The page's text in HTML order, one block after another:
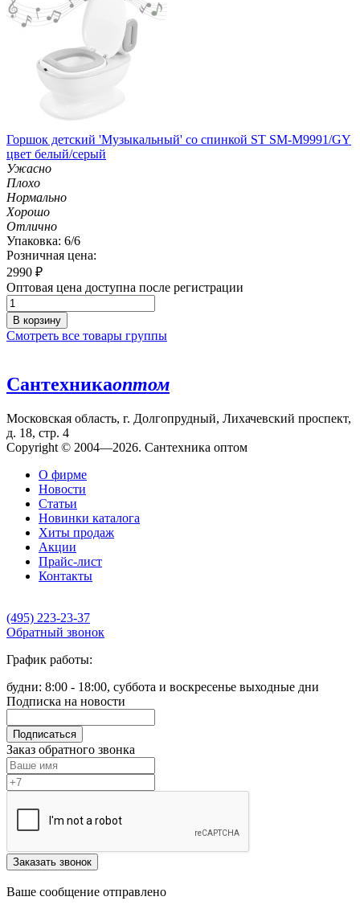
Горшок детский 'Музыкальный' со спинкой ST SM-M9991/GY
цвет белый/серый
Ужасно
Плохо
Нормально
Хорошо
Отлично
Упаковка: 6/6
Розничная цена:
2990 ₽
Оптовая цена доступна после регистрации
В корзину
Смотреть все товары группы
Сантехникаоптом
Московская область, г. Долгопрудный, Лихачевский проспект,
д. 18, стр. 4
Copyright © 2004—2026. Сантехника оптом
О фирме
Новости
Статьи
Новинки каталога
Хиты продаж
Акции
Прайс-лист
Контакты
(495) 223-23-37
Обратный звонок
График работы:
будни: 8:00 - 18:00, суббота и воскресенье выходные дни
Подписка на новости
Подписаться
Заказ обратного звонка
Заказать звонок
Ваше сообщение отправлено